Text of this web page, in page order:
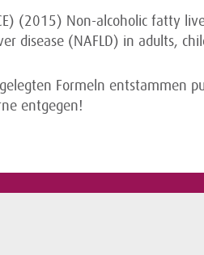
(2015) Non-alcoholic fatty
disease (NAFLD) in adults,
Formeln entstammen
entgegen!